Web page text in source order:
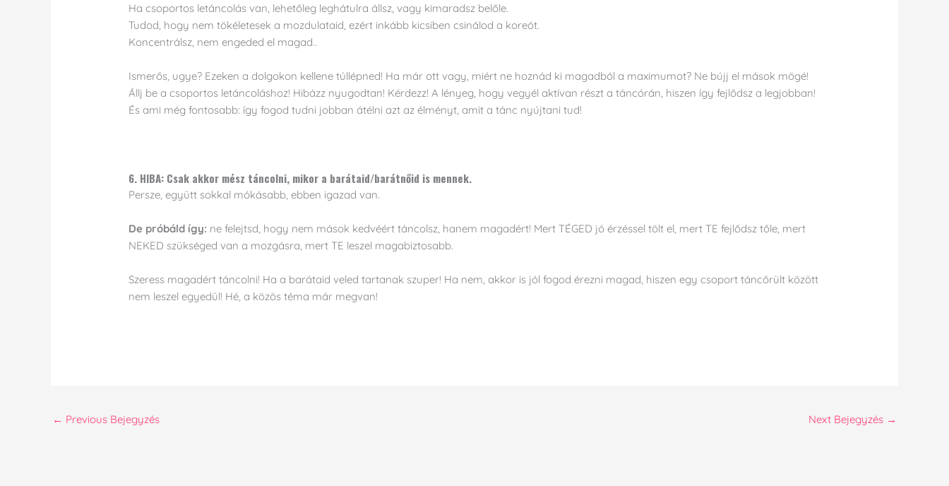
Ha csoportos letáncolás van, lehetőleg leghátulra állsz, vagy kimaradsz belőle.
Tudod, hogy nem tökéletesek a mozdulataid, ezért inkább kicsiben csinálod a koreót.
Koncentrálsz, nem engeded el magad..
Ismerős, ugye? Ezeken a dolgokon kellene túllépned! Ha már ott vagy, miért ne hoznád ki magadból a maximumot? Ne bújj el mások mögé!
Állj be a csoportos letáncoláshoz! Hibázz nyugodtan! Kérdezz! A lényeg, hogy vegyél aktívan részt a táncórán, hiszen így fejlődsz a legjobban!
És ami még fontosabb: így fogod tudni jobban átélni azt az élményt, amit a tánc nyújtani tud!
6. HIBA: Csak akkor mész táncolni, mikor a barátaid/barátnőid is mennek.
Persze, együtt sokkal mókásabb, ebben igazad van.
De próbáld így: ne felejtsd, hogy nem mások kedvéért táncolsz, hanem magadért! Mert TÉGED jó érzéssel tölt el, mert TE fejlődsz tőle, mert
NEKED szükséged van a mozgásra, mert TE leszel magabiztosabb.
Szeress magadért táncolni! Ha a barátaid veled tartanak szuper! Ha nem, akkor is jól fogod érezni magad, hiszen egy csoport táncőrült között
nem leszel egyedül! Hé, a közös téma már megvan!
← Previous Bejegyzés Next Bejegyzés →